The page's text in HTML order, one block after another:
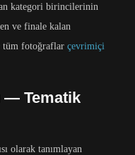
kategori birincilerinin
ve finale kalan
tüm fotoğraflar çevrimiçi
— Tematik
olarak tanımlayan